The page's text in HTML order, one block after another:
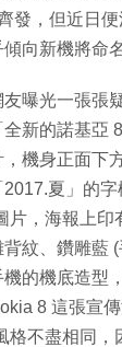
發，但近日
向新機將命
曝光一張張
新的諾基亞
機身正面下
夏」的
片，海報上印
紋、鑽雕藍
的機底造型
8 這張宣
格不盡相同，